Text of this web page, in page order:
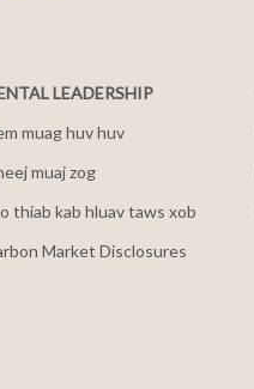
LEADERSHIP
muag huv huv
muaj zog
thiab kab hluav taws xob
Market Disclosures